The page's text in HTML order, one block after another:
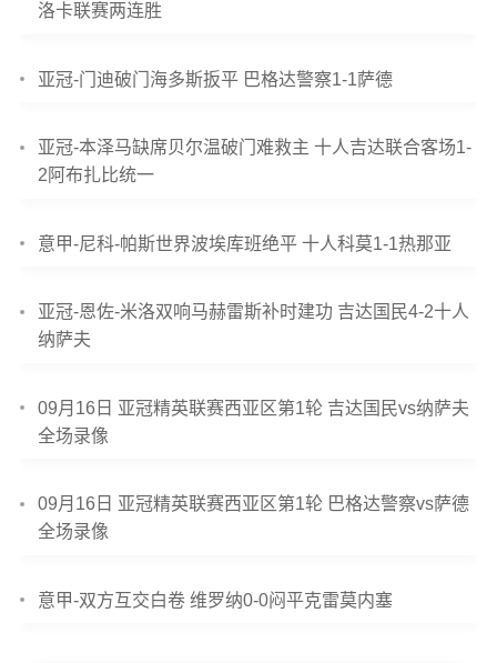
洛卡联赛两连胜
亚冠-门迪破门海多斯扳平 巴格达警察1-1萨德
亚冠-本泽马缺席贝尔温破门难救主 十人吉达联合客场1-
2阿布扎比统一
意甲-尼科-帕斯世界波埃库班绝平 十人科莫1-1热那亚
亚冠-恩佐-米洛双响马赫雷斯补时建功 吉达国民4-2十人
纳萨夫
09月16日 亚冠精英联赛西亚区第1轮 吉达国民vs纳萨夫
全场录像
09月16日 亚冠精英联赛西亚区第1轮 巴格达警察vs萨德
全场录像
意甲-双方互交白卷 维罗纳0-0闷平克雷莫内塞